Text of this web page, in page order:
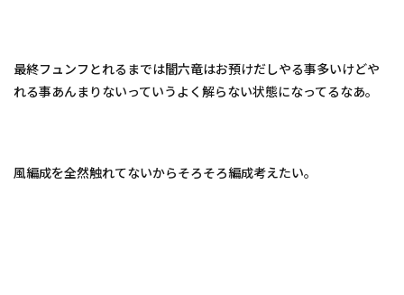
最終フュンフとれるまでは闇六竜はお預けだしやる事多いけどや
れる事あんまりないっていうよく解らない状態になってるなあ。
風編成を全然触れてないからそろそろ編成考えたい。